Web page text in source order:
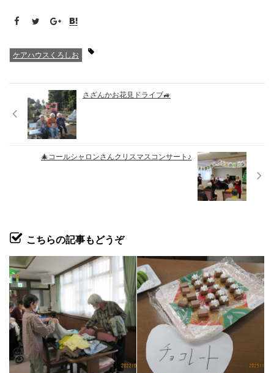
ケアハウスくろしお
さざんかお花見ドライブ🚙
🎄コールシャロンさんクリスマスコンサート♪
こちらの記事もどうぞ